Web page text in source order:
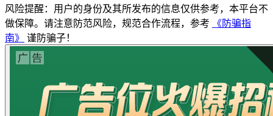
风险提醒：用户的身份及其所发布的信息仅供参考，本平台不
做保障。请注意防范风险，规范合作流程，参考
《防骗指
南》
谨防骗子！